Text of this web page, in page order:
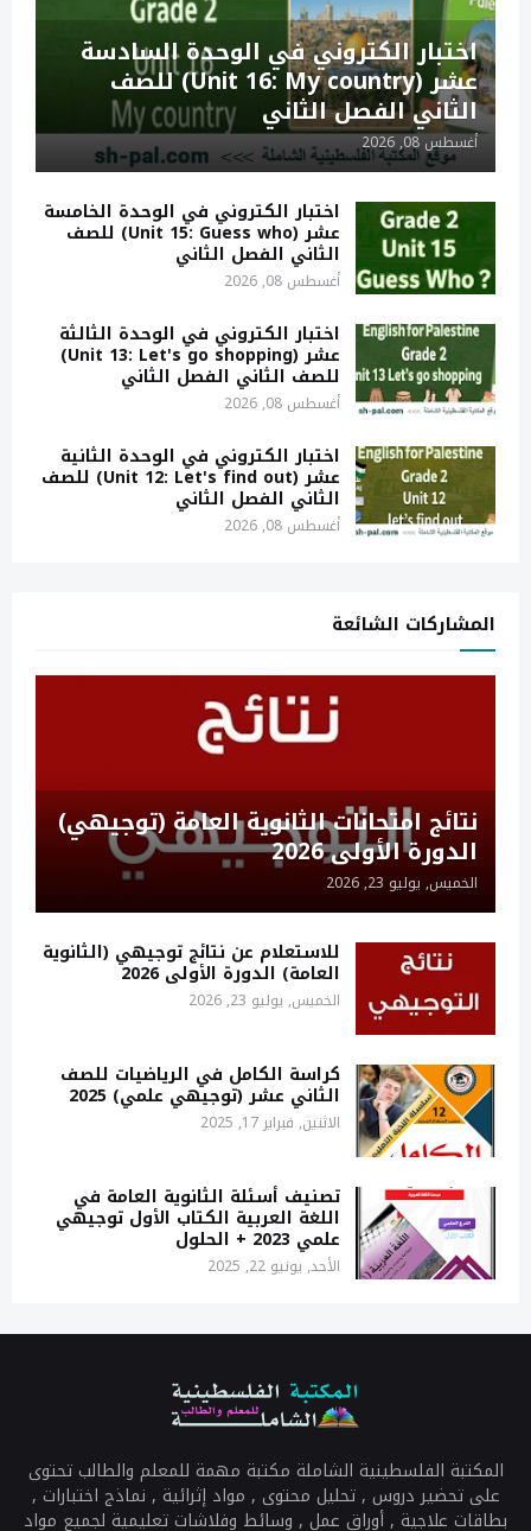
اختبار الكتروني في الوحدة السادسة
عشر (Unit 16: My country) للصف
الثاني الفصل الثاني
أغسطس 08, 2026
اختبار الكتروني في الوحدة الخامسة
عشر (Unit 15: Guess who) للصف
الثاني الفصل الثاني
أغسطس 08, 2026
اختبار الكتروني في الوحدة الثالثة
عشر (Unit 13: Let's go shopping)
للصف الثاني الفصل الثاني
أغسطس 08, 2026
اختبار الكتروني في الوحدة الثانية
عشر (Unit 12: Let's find out) للصف
الثاني الفصل الثاني
أغسطس 08, 2026
المشاركات الشائعة
نتائج امتحانات الثانوية العامة (توجيهي)
الدورة الأولى 2026
الخميس, يوليو 23, 2026
للاستعلام عن نتائج توجيهي (الثانوية
العامة) الدورة الأولى 2026
الخميس, يوليو 23, 2026
كراسة الكامل في الرياضيات للصف
الثاني عشر (توجيهي علمي) 2025
الاثنين, فبراير 17, 2025
تصنيف أسئلة الثانوية العامة في
اللغة العربية الكتاب الأول توجيهي
علمي 2023 + الحلول
الأحد, يونيو 22, 2025
المكتبة الفلسطينية الشاملة مكتبة مهمة للمعلم والطالب تحتوى
على تحضير دروس , تحليل محتوى , مواد إثرائية , نماذج اختبارات ,
بطاقات علاجية , أوراق عمل , وسائط وفلاشات تعليمية لجميع مواد